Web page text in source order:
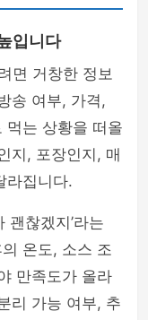
입니다
면 거창한 정보
송 여부, 가격,
먹는 상황을 떠올
지, 포장인지, 매
라집니다.
괜찮겠지’라는
온도, 소스 조
만족도가 올라
리 가능 여부, 추